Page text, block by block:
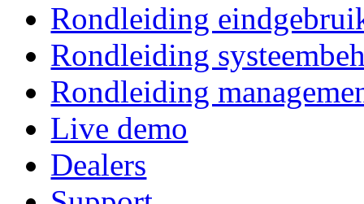
Rondleiding
Rondleiding
Rondleiding
Live demo
Dealers